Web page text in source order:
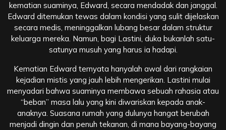
kematian suaminya, Edward, secara mendadak dan janggal.
Edward ditemukan tewas dalam kondisi yang sulit dijelaskan
secara medis, meninggalkan lubang besar dalam struktur
keluarga mereka. Namun, bagi Lastini, duka bukanlah satu-
satunya musuh yang harus ia hadapi.
Kematian Edward ternyata hanyalah awal dari rangkaian
kejadian mistis yang jauh lebih mengerikan. Lastini mulai
menyadari bahwa suaminya membawa sebuah rahasia atau
“beban” masa lalu yang kini diwariskan kepada anak-
anaknya. Suasana rumah yang dulunya hangat berubah
menjadi dingin dan penuh tekanan, di mana bayang-bayang